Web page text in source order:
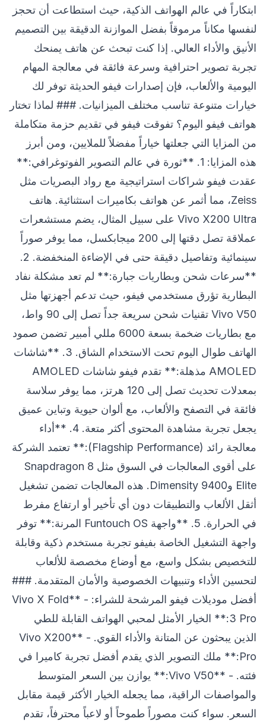
ابتكاراً في عالم الهواتف الذكية، حيث استطاعت أن تحجز
لنفسها مكاناً مرموقاً بفضل الموازنة الدقيقة بين التصميم
الأنيق والأداء العالي. إذا كنت تبحث عن هاتف يمنحك
تجربة تصوير احترافية وسرعة فائقة في معالجة المهام
اليومية والألعاب، فإن إصدارات فيفو الحديثة توفر لك
خيارات متنوعة تناسب مختلف الميزانيات. ### لماذا تختار
هواتف فيفو اليوم؟ تفوقت فيفو في تقديم حزمة متكاملة
من المزايا التي جعلتها خياراً مفضلاً للملايين، ومن أبرز
هذه المزايا: 1. **ثورة في عالم التصوير الفوتوغرافي:**
عقدت فيفو شراكات استراتيجية مع رواد البصريات مثل
Zeiss، مما أثمر عن هواتف بكاميرات استثنائية. هاتف
Vivo X200 Ultra على سبيل المثال، يضم مستشعرات
عملاقة تصل دقتها إلى 200 ميجابكسل، مما يوفر صوراً
سينمائية وتفاصيل دقيقة حتى في الإضاءة المنخفضة. 2.
**سرعات شحن وبطاريات جبارة:** لم تعد مشكلة نفاد
البطارية تؤرق مستخدمي فيفو، حيث تدعم أجهزتها مثل
Vivo V50 تقنيات شحن سريعة جداً تصل إلى 90 واط،
مع بطاريات ضخمة بسعة 6000 مللي أمبير تضمن صمود
الهاتف طوال اليوم تحت الاستخدام الشاق. 3. **شاشات
AMOLED مذهلة:** تقدم فيفو شاشات AMOLED
بمعدلات تحديث تصل إلى 120 هرتز، مما يوفر سلاسة
فائقة في التصفح والألعاب، مع ألوان حيوية وتباين عميق
يجعل تجربة مشاهدة المحتوى أكثر متعة. 4. **أداء
معالجة رائد (Flagship Performance):** تعتمد الشركة
على أقوى المعالجات في السوق مثل Snapdragon 8
Elite وDimensity 9400. هذه المعالجات تضمن تشغيل
أثقل الألعاب والتطبيقات دون أي تأخير أو ارتفاع مفرط
في الحرارة. 5. **واجهة Funtouch OS المرنة:** توفر
واجهة التشغيل الخاصة بفيفو تجربة مستخدم ذكية وقابلة
للتخصيص بشكل واسع، مع أوضاع مخصصة للألعاب
لتحسين الأداء وتنبيهات الخصوصية والأمان المتقدمة. ###
أفضل موديلات فيفو المرشحة للشراء: - **Vivo X Fold
3 Pro:** الخيار الأمثل لمحبي الهواتف القابلة للطي
الذين يبحثون عن المتانة والأداء القوي. - **Vivo X200
Pro:** ملك التصوير الذي يقدم أفضل تجربة كاميرا في
فئته. - **Vivo V50:** يوازن بين السعر المتوسط
والمواصفات الراقية، مما يجعله الخيار الأكثر قيمة مقابل
السعر. سواء كنت مصوراً طموحاً أو لاعباً محترفاً، تقدم